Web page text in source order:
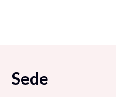
Sede